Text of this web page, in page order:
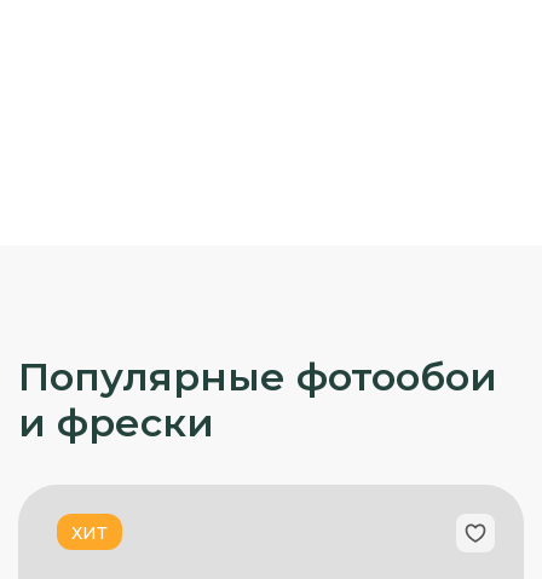
Популярные фотообои
и фрески
ХИТ